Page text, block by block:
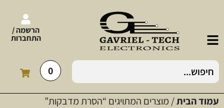
הרשמה /
התחברות
0
עמוד הבית/ מוצרים המתויגים “הסרת מדבקות”